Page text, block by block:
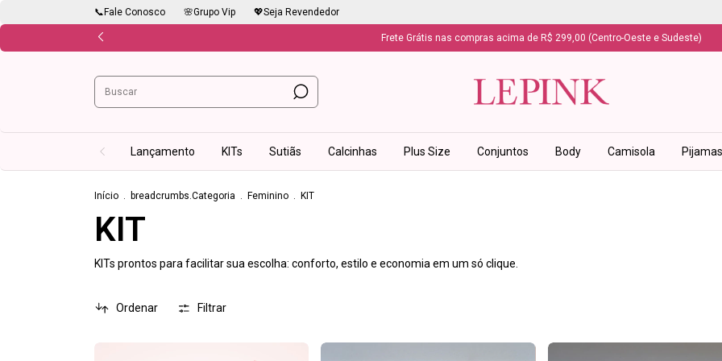
📞Fale Conosco 🌸Grupo Vip 💖Seja Revendedor
Frete Grátis nas compras acima de R$ 299,00 (Centro-Oeste e Sudeste)
Lançamento KITs Sutiãs Calcinhas Plus Size Conjuntos Body Camisola Pijamas
Início . breadcrumbs.Categoria . Feminino . KIT
KIT
KITs prontos para facilitar sua escolha: conforto, estilo e economia em um só clique.
Ordenar Filtrar